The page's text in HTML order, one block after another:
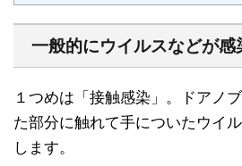
一般的にウイルスなどが感
１つめは「接触感染」。ドアノ
た部分に触れて手についたウイ
します。